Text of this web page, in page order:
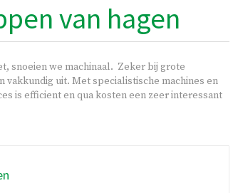
van hagen
snoeien we machinaal. Zeker bij grote
uit. Met specialistische machines en
is efficient en qua kosten een zeer interessant